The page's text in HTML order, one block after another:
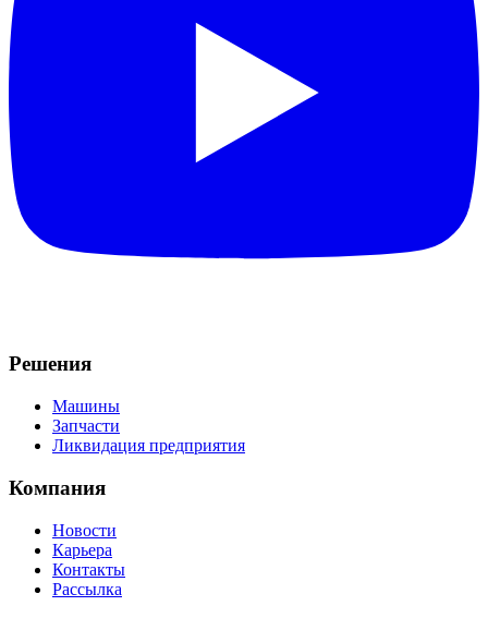
Решения
Машины
Запчасти
Ликвидация предприятия
Компания
Новости
Карьера
Контакты
Рассылка